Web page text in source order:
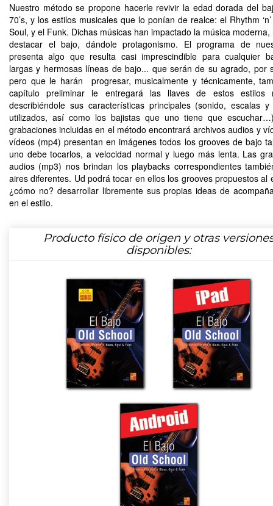
Nuestro método se propone hacerle revivir la edad dorada del
70’s, y los estilos musicales que lo ponían de realce: el Rhythm
Soul, y el Funk. Dichas músicas han impactado la música moderna,
destacar el bajo, dándole protagonismo. El programa de
presenta algo que resulta casi imprescindible para cualquier
largas y hermosas líneas de bajo... que serán de su agrado, por
pero que le harán progresar, musicalmente y técnicamente,
capítulo preliminar le entregará las llaves de estos estilos
describiéndole sus características principales (sonido, escalas y
utilizados, así como los bajistas que uno tiene que
grabaciones incluidas en el método encontrará archivos audios y
vídeos (mp4) presentan en imágenes todos los grooves de bajo
uno debe tocarlos, a velocidad normal y luego más lenta. Las
audios (mp3) nos brindan los playbacks correspondientes
aires diferentes. Ud podrá tocar en ellos los grooves propuestos al
¿cómo no? desarrollar libremente sus propias ideas de
en el estilo.
Producto físico de origen y otras
disponibles: